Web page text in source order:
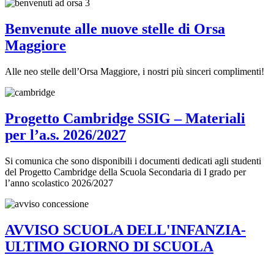
Benvenute alle nuove stelle di Orsa
Maggiore
Alle neo stelle dell’Orsa Maggiore, i nostri più sinceri complimenti!
Progetto Cambridge SSIG – Materiali
per l’a.s. 2026/2027
Si comunica che sono disponibili i documenti dedicati agli studenti
del Progetto Cambridge della Scuola Secondaria di I grado per
l’anno scolastico 2026/2027
AVVISO SCUOLA DELL'INFANZIA-
ULTIMO GIORNO DI SCUOLA